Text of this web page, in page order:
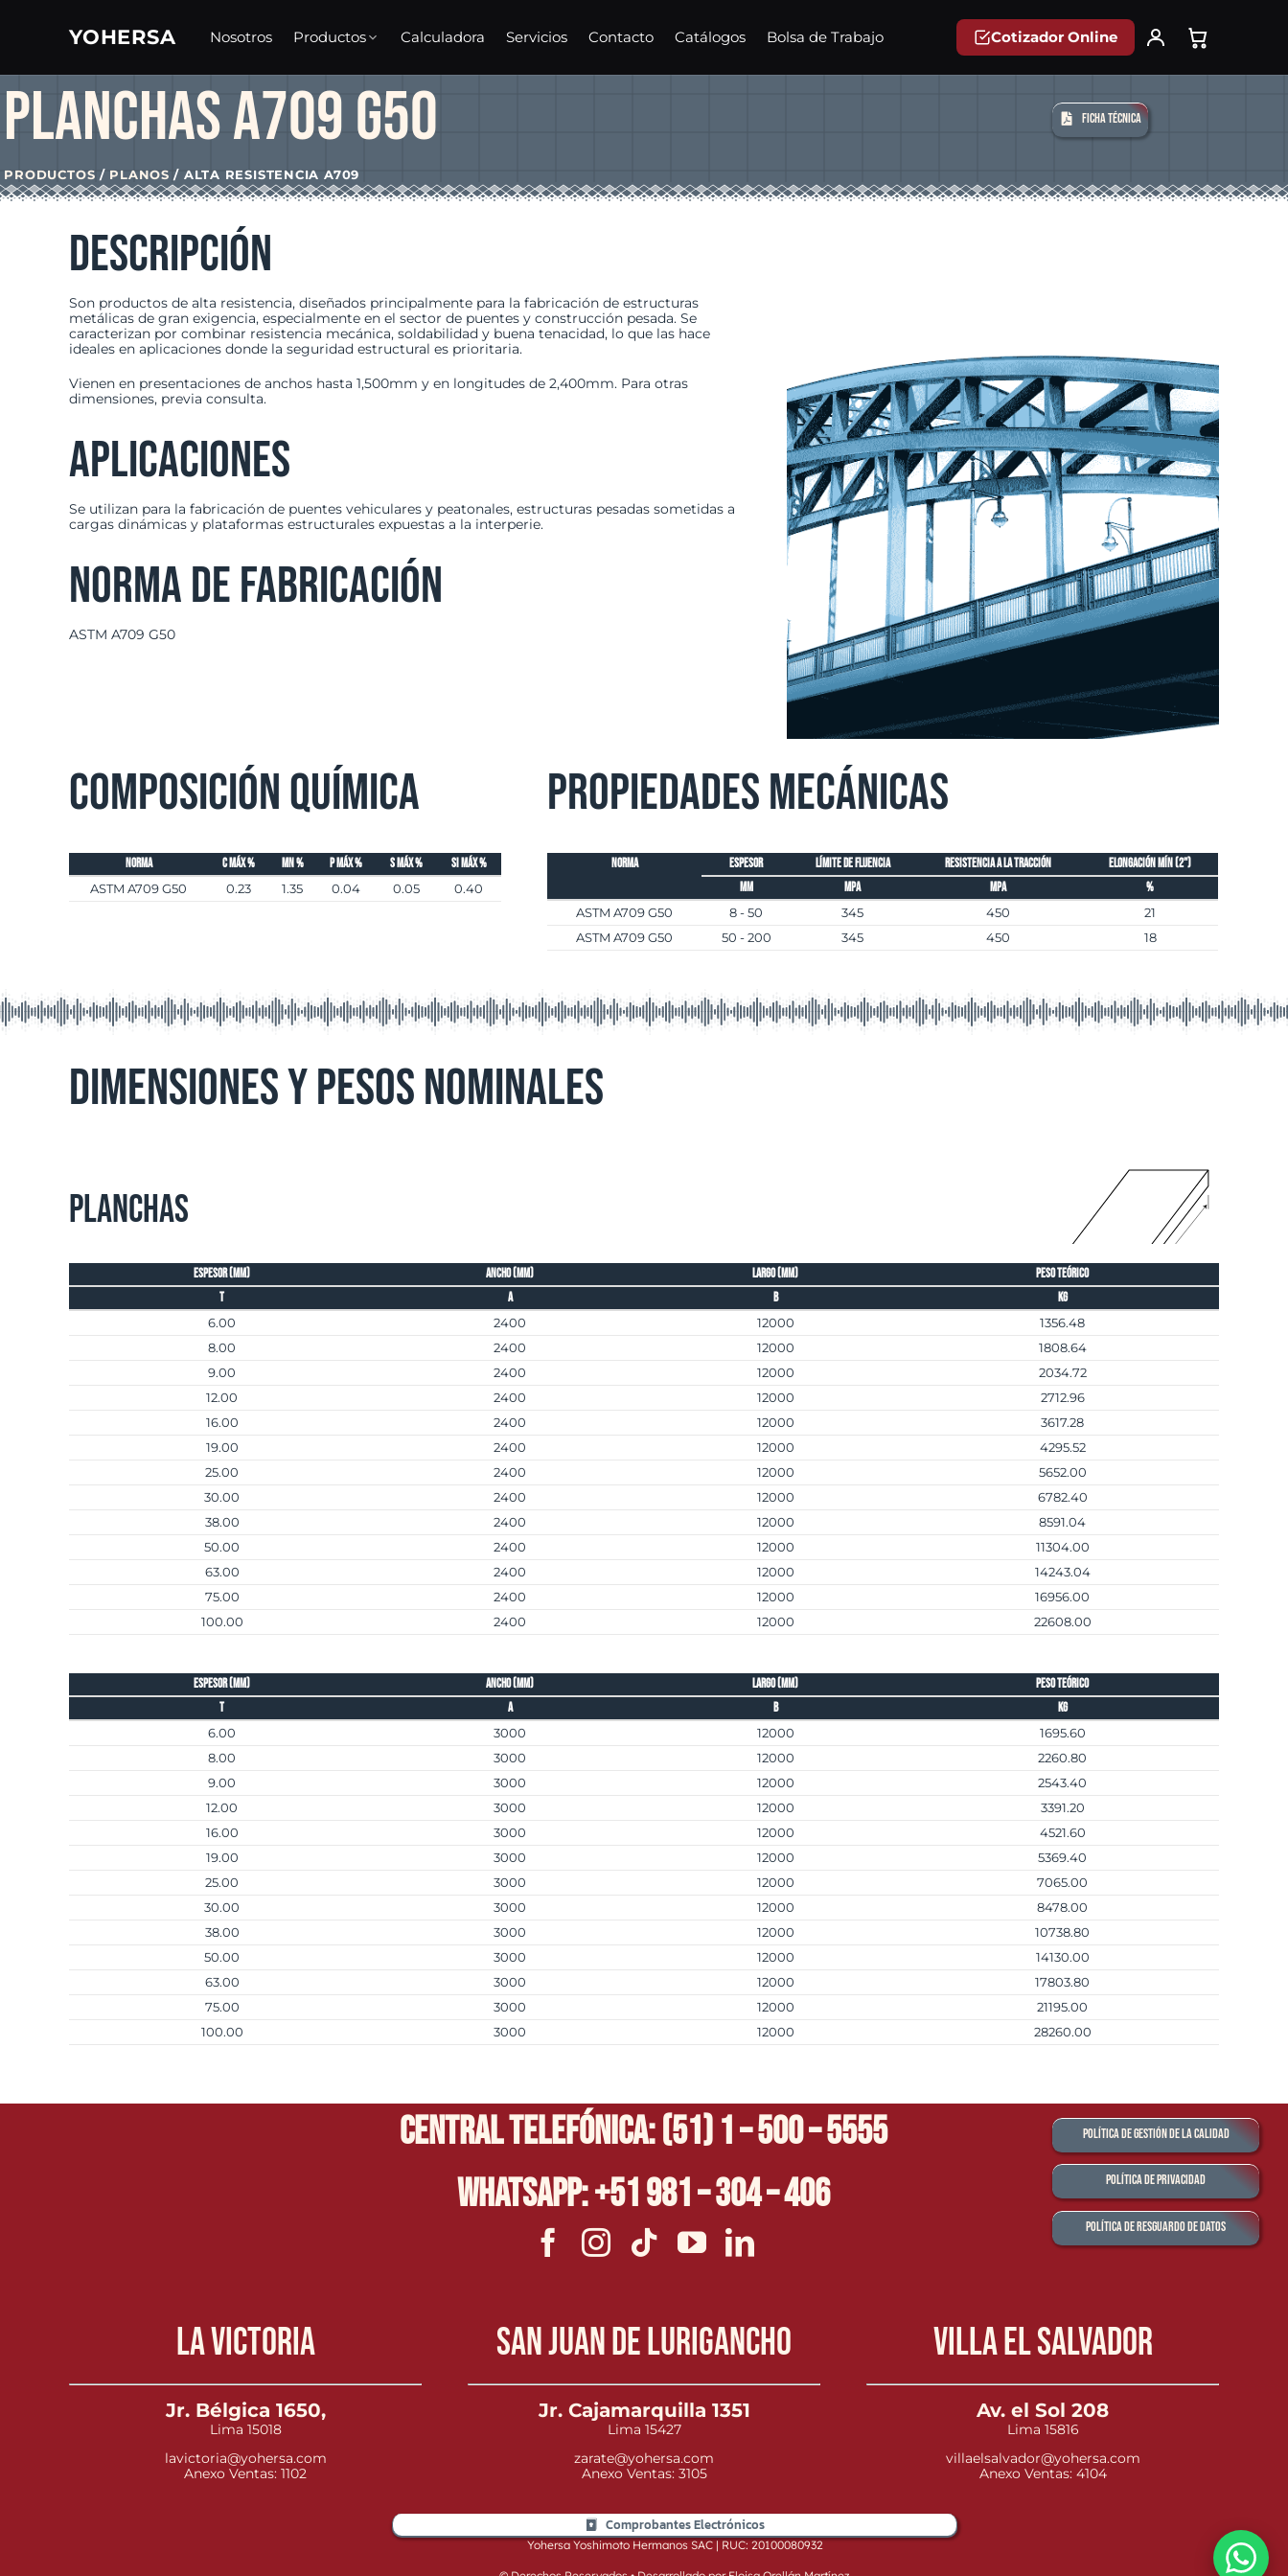
Planchas A709 G50
PRODUCTOS PLANOS ALTA RESISTENCIA A709
Ficha Técnica
Descripción
Son productos de alta resistencia, diseñados principalmente para la fabricación de estructuras
metálicas de gran exigencia, especialmente en el sector de puentes y construcción pesada. Se
caracterizan por combinar resistencia mecánica, soldabilidad y buena tenacidad, lo que las hace
ideales en aplicaciones donde la seguridad estructural es prioritaria.
Vienen en presentaciones de anchos hasta 1,500mm y en longitudes de 2,400mm. Para otras
dimensiones, previa consulta.
Aplicaciones
Se utilizan para la fabricación de puentes vehiculares y peatonales, estructuras pesadas sometidas a
cargas dinámicas y plataformas estructurales expuestas a la interperie.
Norma de Fabricación
ASTM A709 G50
Composición Química Propiedades Mecánicas
Norma C máx % Mn % P máx % S máx %
Si máx %
ASTM A709 G50
0.23 1.35 0.04 0.05 0.40
Norma Espesor Límite de Fluencia Resistencia a la tracción
Elongación mín (2")
mm
Mpa Mpa
%
ASTM A709 G50
8 - 50 345 450
21
ASTM A709 G50
50 - 200 345 450 18
Dimensiones y Pesos Nominales
Planchas
espesor (mm) ancho (mm) largo (mm)
peso teórico
t
A B
kg
6.00
2400 12000
1356.48
8.00
2400 12000
1808.64
9.00
2400 12000
2034.72
12.00
2400 12000
2712.96
16.00
2400 12000
3617.28
19.00
2400 12000
4295.52
25.00
2400 12000
5652.00
30.00
2400 12000
6782.40
38.00
2400 12000
8591.04
50.00
2400 12000
11304.00
63.00
2400 12000
14243.04
75.00
2400 12000
16956.00
100.00
2400 12000 22608.00
espesor (mm) ancho (mm) largo (mm)
peso teórico
t
A B
kg
6.00
3000 12000
1695.60
8.00
3000 12000
2260.80
9.00
3000 12000
2543.40
12.00
3000 12000
3391.20
16.00
3000 12000
4521.60
19.00
3000 12000
5369.40
25.00
3000 12000
7065.00
30.00
3000 12000
8478.00
38.00
3000 12000
10738.80
50.00
3000 12000
14130.00
63.00
3000 12000
17803.80
75.00
3000 12000
21195.00
100.00
3000 12000 28260.00
Central Telefónica: (51) 1 – 500 – 5555
Whatsapp: +51 981 – 304 – 406
Política de Gestión de la Calidad
Política de Privacidad
Política de Resguardo de Datos
La Victoria
Jr. Bélgica 1650,
Lima 15018
lavictoria@yohersa.com
Anexo Ventas: 1102
San Juan de Lurigancho
Jr. Cajamarquilla 1351
Lima 15427
zarate@yohersa.com
Anexo Ventas: 3105
Villa el Salvador
Av. el Sol 208
Lima 15816
villaelsalvador@yohersa.com
Anexo Ventas: 4104
Comprobantes Electrónicos
Yohersa Yoshimoto Hermanos SAC | RUC: 20100080932
YOHERSA Nosotros Productos Calculadora Servicios Contacto Catálogos Bolsa de Trabajo Cotizador Online